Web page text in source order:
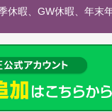
休暇、GW休暇、年末